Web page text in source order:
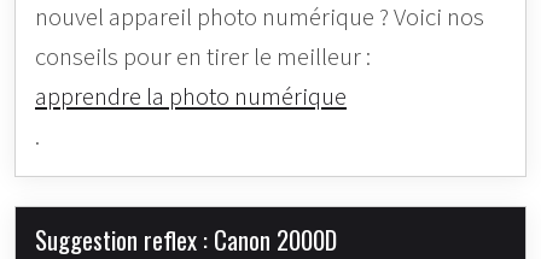
nouvel appareil photo numérique ? Voici nos
conseils pour en tirer le meilleur :
apprendre la photo numérique
.
Suggestion reflex : Canon 2000D